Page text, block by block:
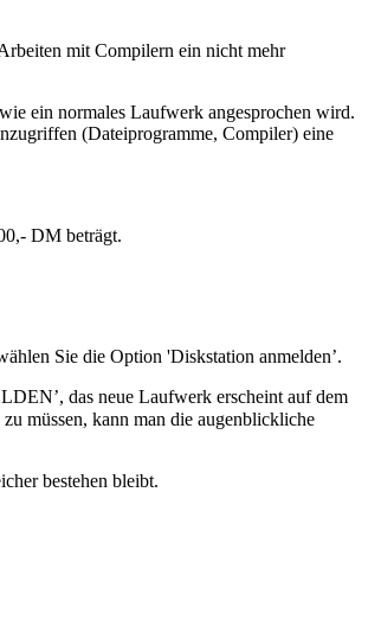
mit Compilern ein nicht mehr
ein normales Laufwerk angesprochen wird.
(Dateiprogramme, Compiler) eine
DM beträgt.
Sie die Option 'Diskstation anmelden’.
das neue Laufwerk erscheint auf dem
müssen, kann man die augenblickliche
bestehen bleibt.